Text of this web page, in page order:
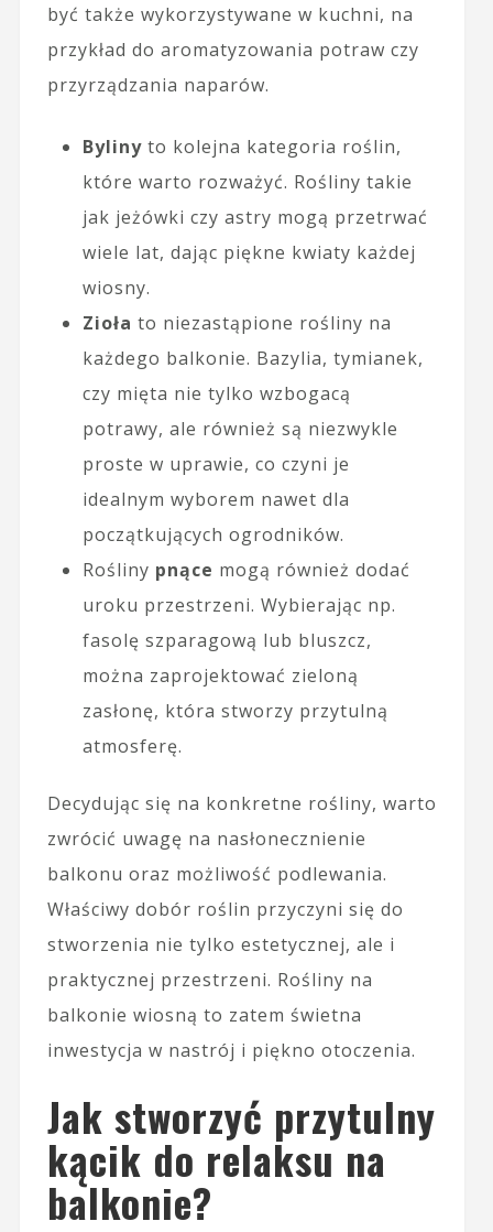
być także wykorzystywane w kuchni, na
przykład do aromatyzowania potraw czy
przyrządzania naparów.
Bylinyto kolejna kategoria roślin,
które warto rozważyć. Rośliny takie
jak jeżówki czy astry mogą przetrwać
wiele lat, dając piękne kwiaty każdej
wiosny.
Zioła to niezastąpione rośliny na
każdego balkonie. Bazylia, tymianek,
czy mięta nie tylko wzbogacą
potrawy, ale również są niezwykle
proste w uprawie, co czyni je
idealnym wyborem nawet dla
początkujących ogrodników.
Rośliny pnące mogą również dodać
uroku przestrzeni. Wybierając np.
fasolę szparagową lub bluszcz,
można zaprojektować zieloną
zasłonę, która stworzy przytulną
atmosferę.
Decydując się na konkretne rośliny, warto
zwrócić uwagę na nasłonecznienie
balkonu oraz możliwość podlewania.
Właściwy dobór roślin przyczyni się do
stworzenia nie tylko estetycznej, ale i
praktycznej przestrzeni. Rośliny na
balkonie wiosną to zatem świetna
inwestycja w nastrój i piękno otoczenia.
Jak stworzyć przytulny
kącik do relaksu na
balkonie?